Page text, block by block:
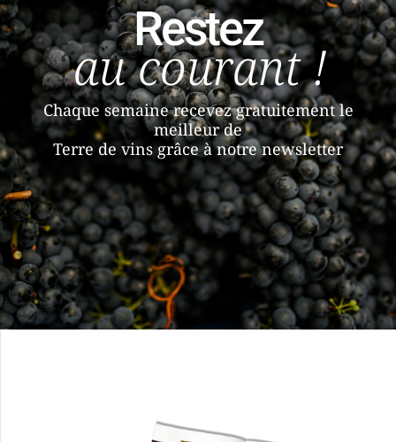
Restez
au courant !
Chaque semaine recevez gratuitement le
meilleur de
Terre de vins grâce à notre newsletter